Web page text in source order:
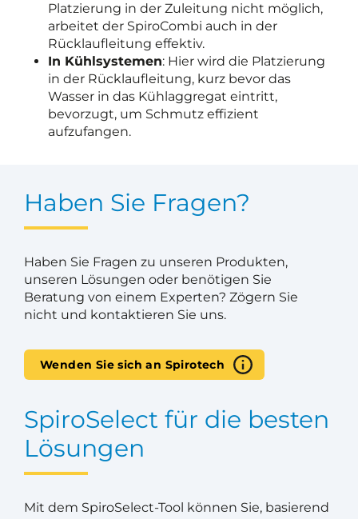
Platzierung in der Zuleitung nicht möglich,
arbeitet der SpiroCombi auch in der
Rücklaufleitung effektiv.
In Kühlsystemen: Hier wird die Platzierung
in der Rücklaufleitung, kurz bevor das
Wasser in das Kühlaggregat eintritt,
bevorzugt, um Schmutz effizient
aufzufangen.
Haben Sie Fragen?
Haben Sie Fragen zu unseren Produkten,
unseren Lösungen oder benötigen Sie
Beratung von einem Experten? Zögern Sie
nicht und kontaktieren Sie uns.
Wenden Sie sich an Spirotech
SpiroSelect für die besten
Lösungen
Mit dem SpiroSelect-Tool können Sie, basierend